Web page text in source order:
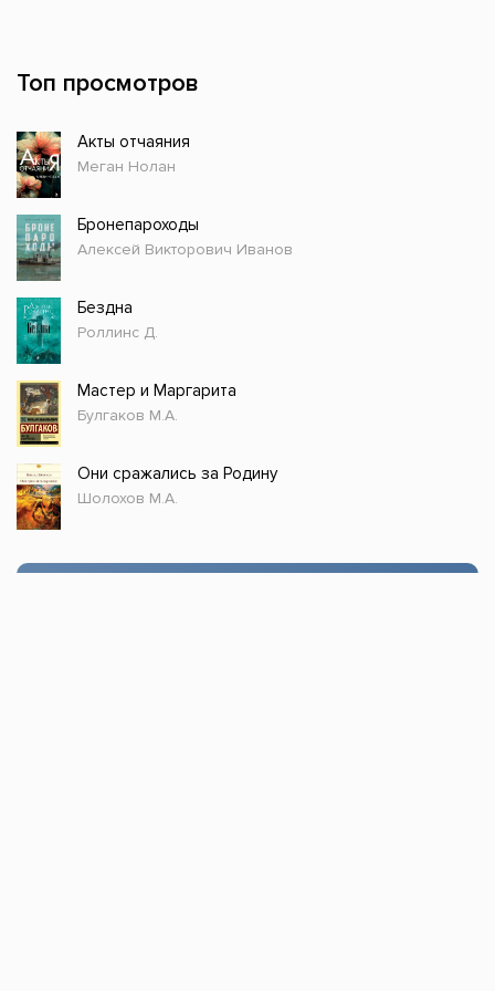
Топ просмотров
Акты отчаяния
Меган Нолан
Бронепароходы
Алексей Викторович Иванов
Бездна
Роллинс Д.
Мастер и Маргарита
Булгаков М.А.
Они сражались за Родину
Шолохов М.А.